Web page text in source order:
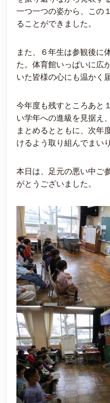
一つ一つの姿から、この
ることができました。
また、６年生は参観後に
た。体育館いっぱいに広
いた皆様の心にも温かく
今年度も残すところあと
い学年への進級を見据え
まとめるとともに、次年
けるよう取り組んでまい
本日は、足元の悪い中ご
がとうございました。